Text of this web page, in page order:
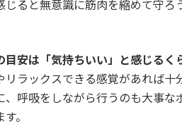
じると無意識に筋肉を縮めて守
目安は「気持ちいい」と感じるく
ラックスできる感覚があれば十
、呼吸をしながら行うのも大事
。